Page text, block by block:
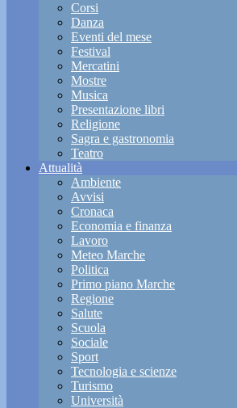
Corsi
Danza
Eventi del mese
Festival
Mercatini
Mostre
Musica
Presentazione libri
Religione
Sagra e gastronomia
Teatro
Attualità
Ambiente
Avvisi
Cronaca
Economia e finanza
Lavoro
Meteo Marche
Politica
Primo piano Marche
Regione
Salute
Scuola
Sociale
Sport
Tecnologia e scienze
Turismo
Università